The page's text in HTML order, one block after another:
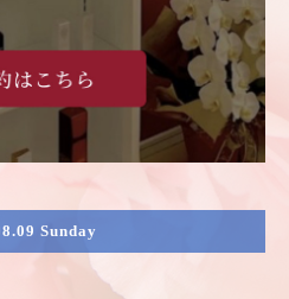
Sunday